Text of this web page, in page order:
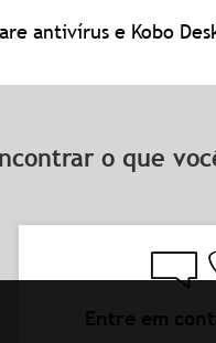
antivírus e Kobo
o que
Entre em